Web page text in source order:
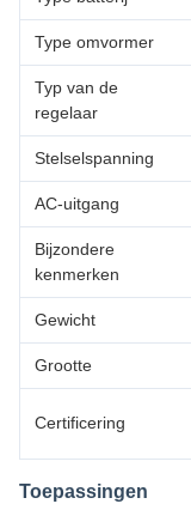
Type omvormer
Typ van de
regelaar
Stelselspanning
AC-uitgang
Bijzondere
kenmerken
Gewicht
Grootte
Certificering
Toepassingen